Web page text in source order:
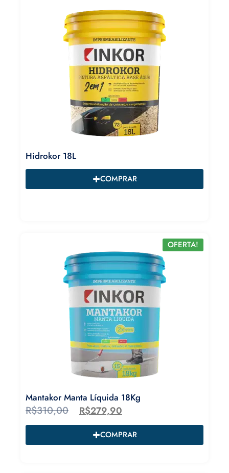
Hidrokor 18L
COMPRAR
OFERTA!
Mantakor Manta Líquida 18Kg
R$310,00 R$279,90
COMPRAR